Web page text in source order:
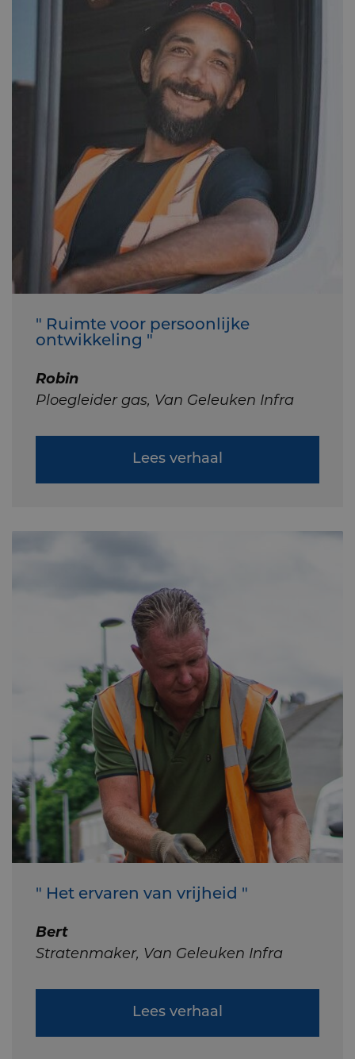
" Ruimte voor persoonlijke
ontwikkeling "
Robin
Ploegleider gas, Van Geleuken Infra
Lees verhaal
" Het ervaren van vrijheid "
Bert
Stratenmaker, Van Geleuken Infra
Lees verhaal